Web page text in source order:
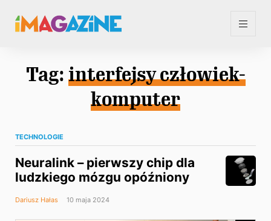
Tag: interfejsy człowiek-
komputer
TECHNOLOGIE
Neuralink – pierwszy chip dla
ludzkiego mózgu opóźniony
Dariusz Hałas 10 maja 2024